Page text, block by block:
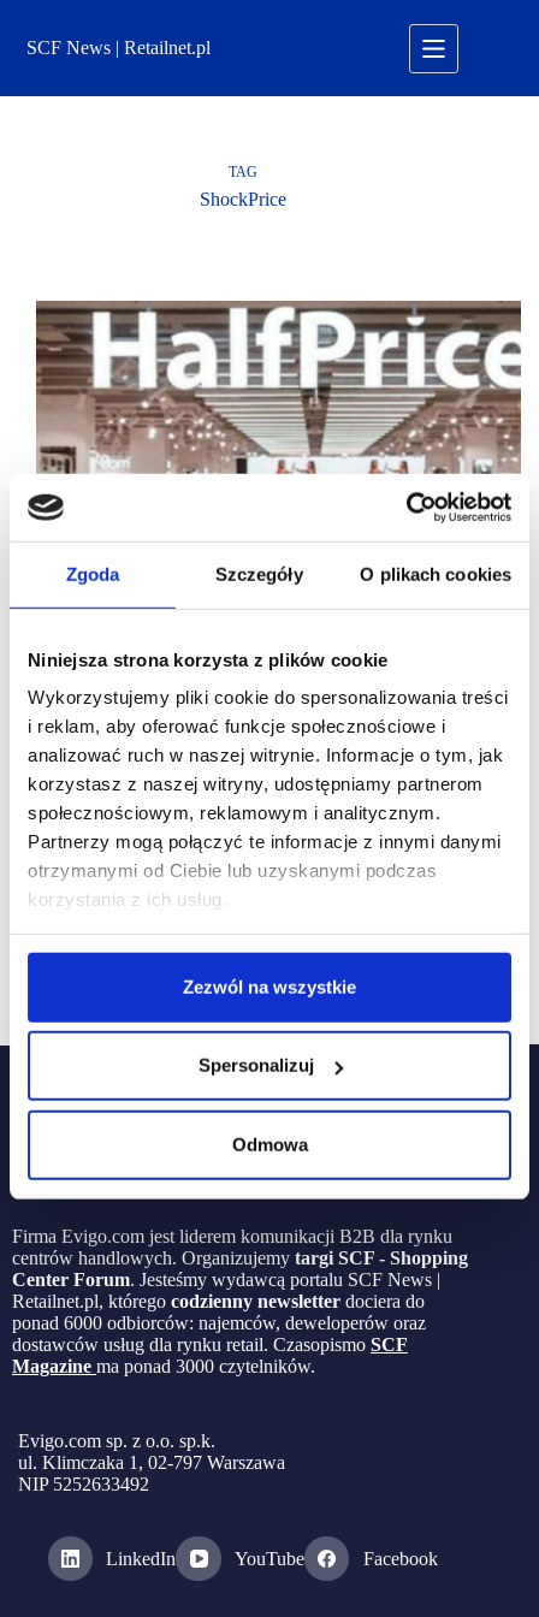
Zgoda Szczegóły O plikach cookies
Niniejsza strona korzysta z plików cookie
Wykorzystujemy pliki cookie do spersonalizowania treści
i reklam, aby oferować funkcje społecznościowe i
analizować ruch w naszej witrynie. Informacje o tym, jak
korzystasz z naszej witryny, udostępniamy partnerom
społecznościowym, reklamowym i analitycznym.
Partnerzy mogą połączyć te informacje z innymi danymi
otrzymanymi od Ciebie lub uzyskanymi podczas
korzystania z ich usług.
Zezwól na wszystkie
Spersonalizuj
Odmowa
treściSCF News | Retailnet.pl
TAG
ShockPrice
21/05/2026 modivo ShockPrice
Grupa Modivo wzbogaci portfolio o nową markę off-
price
Grupa Modivo zamierza wprowadzić na rynek
zupełnie nową sieć sklepów off-price pod marką
ShockPrice. Pierwszy sklep zostanie otwarty w
Firma Evigo.com jest liderem komunikacji B2B dla rynku
centrów handlowych. Organizujemy targi SCF - Shopping
Center Forum. Jesteśmy wydawcą portalu SCF News |
Retailnet.pl, którego codzienny newsletter dociera do
ponad 6000 odbiorców: najemców, deweloperów oraz
dostawców usług dla rynku retail. Czasopismo SCF
Magazine ma ponad 3000 czytelników.
Evigo.com sp. z o.o. sp.k.
ul. Klimczaka 1, 02-797 Warszawa
NIP 5252633492
LinkedIn YouTube Facebook